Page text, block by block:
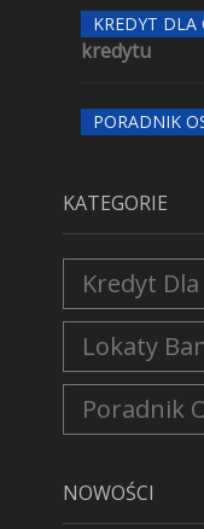
KREDYT DLA
kredytu
PORADNIK
KATEGORIE
Kredyt
Lokaty
Poradnik
NOWOŚCI